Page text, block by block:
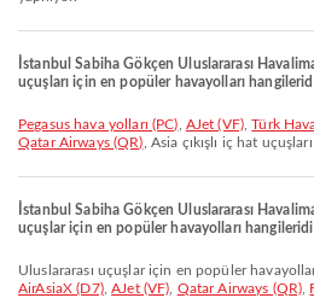
İstanbul Sabiha Gökçen Uluslararası
uçuşları için en popüler havayolları
pegasus hava yolları (PC) AJet (VF) ,Türk
Qatar Airways (QR) , Asia çıkışlı iç hat
İstanbul Sabiha Gökçen Uluslararası
uçuşlar için en popüler havayolları
Uluslararası uçuşlar için en popüler
AirAsiaX (D7),AJet (VF) Qatar Airways (QR)